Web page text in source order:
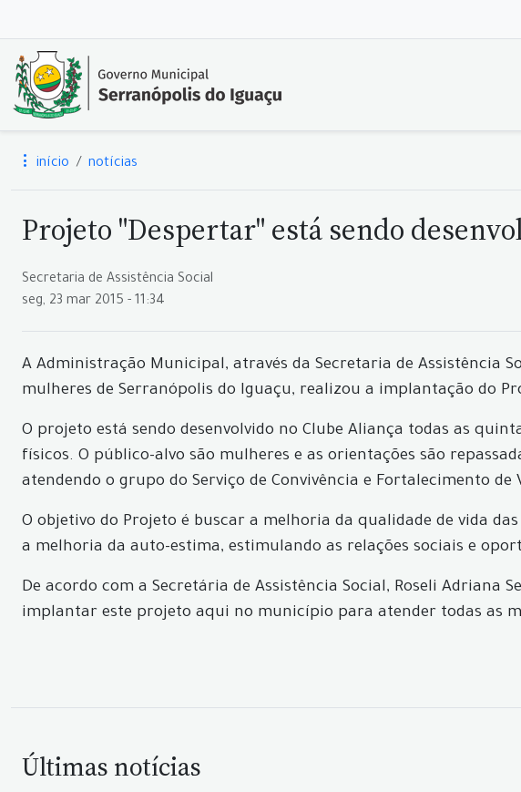
início notícias
Projeto "Despertar" está sendo
Secretaria de Assistência Social
seg, 23 mar 2015 - 11:34
A Administração Municipal, através da Secretaria de Assistência
mulheres de Serranópolis do Iguaçu, realizou a implantação do
O projeto está sendo desenvolvido no Clube Aliança todas as
físicos. O público-alvo são mulheres e as orientações são
atendendo o grupo do Serviço de Convivência e Fortalecimento
O objetivo do Projeto é buscar a melhoria da qualidade de vida
a melhoria da auto-estima, estimulando as relações sociais e
De acordo com a Secretária de Assistência Social, Roseli Adriana
implantar este projeto aqui no município para atender todas as
Últimas notícias